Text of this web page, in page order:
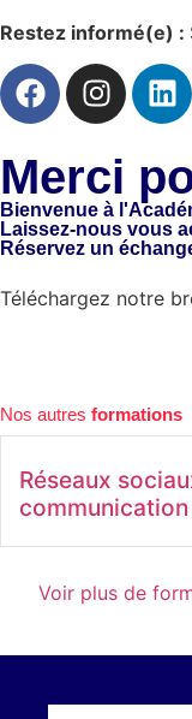
Restez informé(e) :
Merci
Bienvenue à
Laissez-nous vous
Réservez un
Téléchargez notre
Nos autres formations
Réseaux
Voir plus de